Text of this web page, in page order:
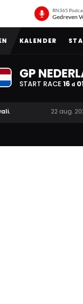
RN365
Gedreven
KALENDER
GP
START RACE 16 d
22 aug.